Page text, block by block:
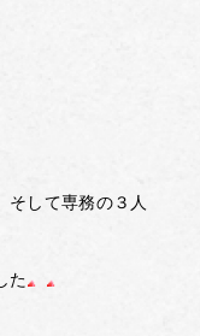
そして専務の３人
た